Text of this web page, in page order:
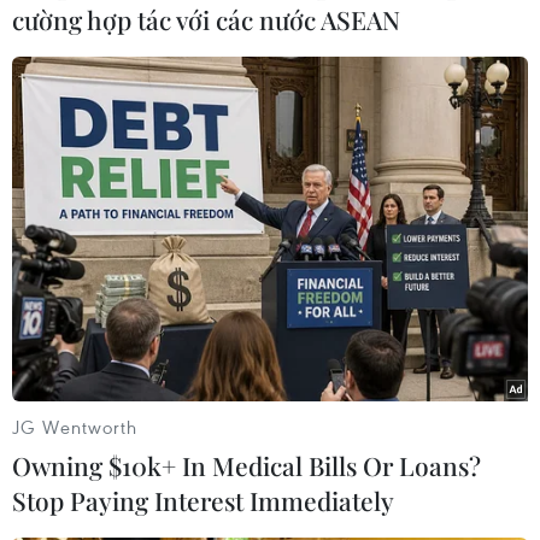
làm trung gian.
(TTXVN/Vietnam+)
cường hợp tác với các nước ASEAN
JG Wentworth
Owning $10k+ In Medical Bills Or Loans?
Stop Paying Interest Immediately